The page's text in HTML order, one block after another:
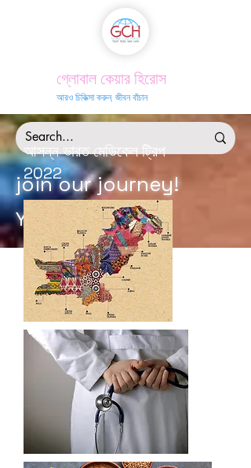
গ্লোবাল কেয়ার হিরোস
আরও চিকিত্সা করুন, জীবন বাঁচান
join our journey!
Your time is now
আসন্ন ভারত মেডিকেল ট্রিপ
2022